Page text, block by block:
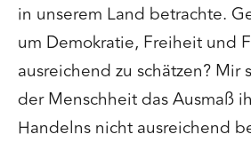
in unserem Land betrachte.
um Demokratie, Freiheit und
ausreichend zu schätzen? Mir
der Menschheit das Ausmaß
Handelns nicht ausreichend